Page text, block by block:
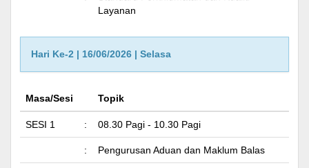
Layanan
Hari Ke-2 | 16/06/2026 | Selasa
Masa/Sesi Topik
SESI 1 : 08.30 Pagi - 10.30 Pagi
: Pengurusan Aduan dan Maklum Balas